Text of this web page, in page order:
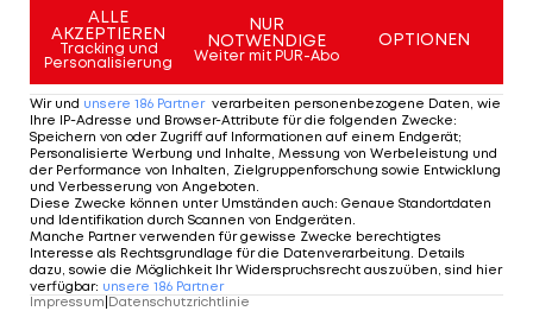
einen Startplatz in der Europa League bedeuten
würde. Sassuolo ist weiter Achter, auf Napoli
fehlen nun allerdings schon elf Punkte.
Mehr zum Thema
ALLE
AKZEPTIEREN
Tracking und
Personalisierung
NUR
NOTWENDIGE
Weiter mit PUR-Abo
OPTIONEN
Wir und unsere 186 Partner verarbeiten personenbezogene Daten, wie
Ihre IP-Adresse und Browser-Attribute für die folgenden Zwecke:
Speichern von oder Zugriff auf Informationen auf einem Endgerät;
Personalisierte Werbung und Inhalte, Messung von Werbeleistung und
der Performance von Inhalten, Zielgruppenforschung sowie Entwicklung
und Verbesserung von Angeboten
Diese Zwecke können unter Umständen auch: Genaue Standortdaten
und Identifikation durch Scannen von Endgeräten
Manche Partner verwenden für gewisse Zwecke berechtigtes
Interesse als Rechtsgrundlage für die Datenverarbeitung. Details
dazu, sowie die Möglichkeit Ihr Widerspruchsrecht auszuüben, sind hier
verfügbar: unsere 186 Partner
Impressum|Datenschutzrichtlinie